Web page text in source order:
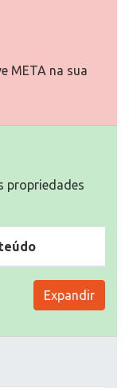
META na sua
propriedades
Expandir